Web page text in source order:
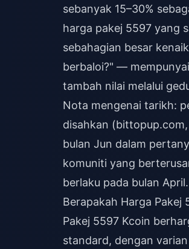
sebanyak 15–30%
harga pakej 5597 yang
sebahagian besar
berbaloi?" —
tambah nilai melalui
Nota mengenai tarikh:
disahkan
bulan Jun dalam
komuniti yang
berlaku pada bulan April.
Berapakah Harga Pakej
Pakej 5597 Kcoin
standard, dengan